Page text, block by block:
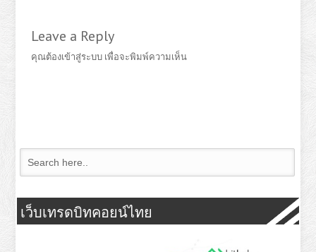
Leave a Reply
คุณต้องเข้าสู่ระบบ เพื่อจะพิมพ์ความเห็น
เว็บเทรดบิทคอยน์ไทย